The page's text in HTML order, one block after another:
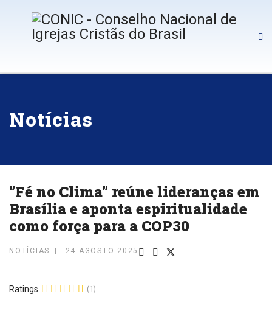
Notícias
”Fé no Clima” reúne lideranças em
Brasília e aponta espiritualidade
como força para a COP30
NOTÍCIAS 24 AGOSTO 2025
Ratings (1)